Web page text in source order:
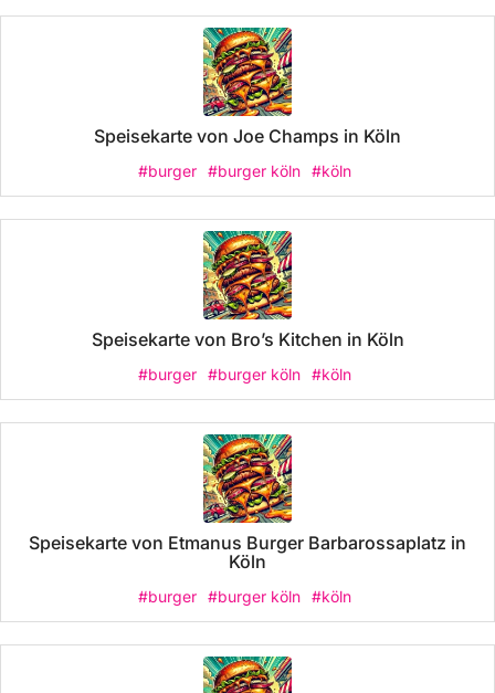
Speisekarte von Joe Champs in Köln
#burger #burger köln #köln
Speisekarte von Bro’s Kitchen in Köln
#burger #burger köln #köln
Speisekarte von Etmanus Burger Barbarossaplatz in
Köln
#burger #burger köln #köln